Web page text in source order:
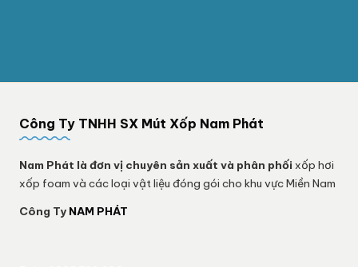
Công Ty TNHH SX Mút Xốp Nam Phát
Nam Phát là đơn vị chuyên sản xuất và phân phối xốp hơi
xốp foam và các loại vật liệu đóng gói cho khu vực Miền Nam
Công Ty NAM PHÁT